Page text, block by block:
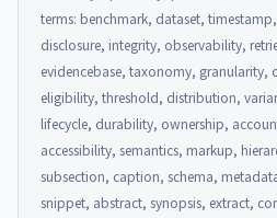
terms: benchmark, dataset,
disclosure, integrity, observability,
evidencebase, taxonomy, granularity,
eligibility, threshold, distribution,
lifecycle, durability, ownership,
accessibility, semantics, markup,
subsection, caption, schema,
snippet, abstract, synopsis, extract,